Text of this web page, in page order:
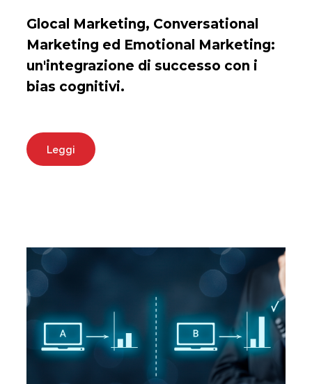
Glocal Marketing, Conversational
Marketing ed Emotional Marketing:
un'integrazione di successo con i
bias cognitivi.
Leggi